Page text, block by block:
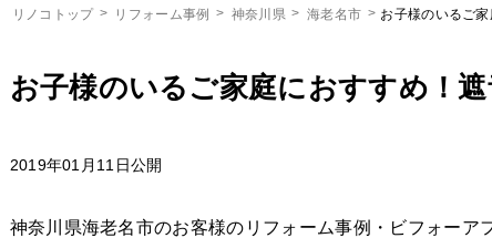
リノコトップ リフォーム事例 神奈川県 海老名市 お子様のいるご
お子様のいるご家庭におすすめ！
2019年01月11日公開
神奈川県海老名市のお客様のリフォーム事例・ビフォーア